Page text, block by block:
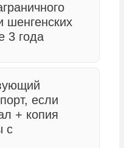
шенгенских
3 года
если
+ копия
с